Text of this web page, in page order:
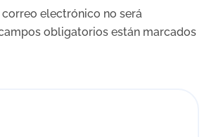
electrónico no será
obligatorios están marcados